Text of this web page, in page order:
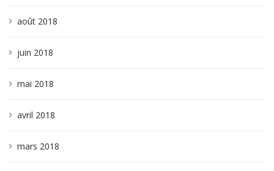
août 2018
juin 2018
mai 2018
avril 2018
mars 2018